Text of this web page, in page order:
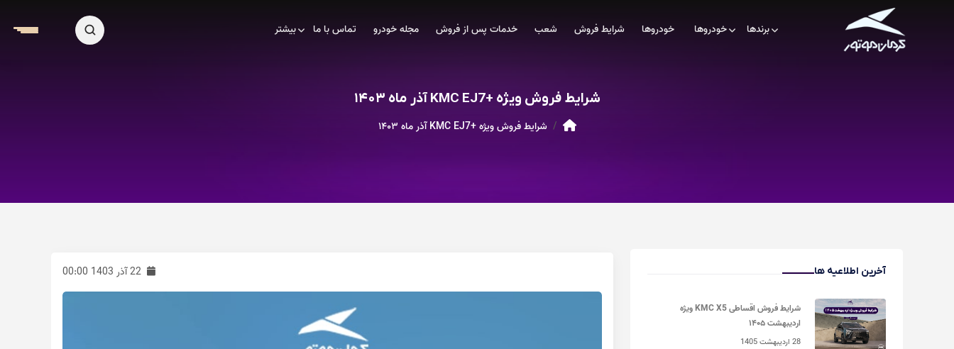
برندها خودروها خودروها شرایط فروش شعب خدمات پس از فروش مجله خودرو تماس با ما بیشتر
شرایط فروش ویژه +KMC EJ7 آذر ماه ۱۴۰۳
شرایط فروش ویژه +KMC EJ7 آذر ماه ۱۴۰۳
آخرین اطلاعیه ها
شرایط فروش اقساطی KMC X5 ویژه
اردیبهشت ۱۴۰۵
28 اردیبهشت 1405